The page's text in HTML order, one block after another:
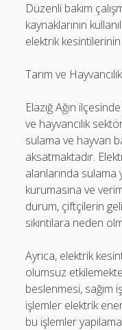
Düzenli bakım
kaynaklarının
elektrik
Tarım ve
Elazığ Ağın
ve hayvancılık
sulama ve hayvan
aksatmaktadır.
alanlarında sulama
kurumasına ve
durum, çiftçilerin
sıkıntılara neden
Ayrıca, elektrik
olumsuz
beslenmesi, sağım
işlemler elektrik
bu işlemler